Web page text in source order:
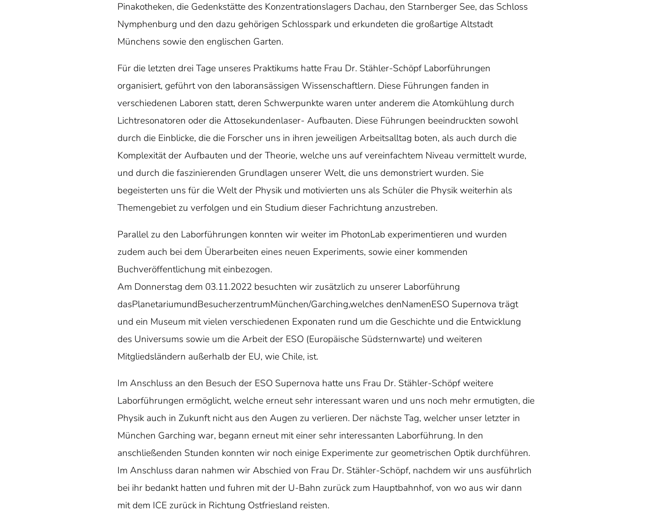
Pinakotheken, die Gedenkstätte des Konzentrationslagers Dachau, den Starnberger See, das Schloss
Nymphenburg und den dazu gehörigen Schlosspark und erkundeten die großartige Altstadt
Münchens sowie den englischen Garten.
Für die letzten drei Tage unseres Praktikums hatte Frau Dr. Stähler-Schöpf Laborführungen
organisiert, geführt von den laboransässigen Wissenschaftlern. Diese Führungen fanden in
verschiedenen Laboren statt, deren Schwerpunkte waren unter anderem die Atomkühlung durch
Lichtresonatoren oder die Attosekundenlaser- Aufbauten. Diese Führungen beeindruckten sowohl
durch die Einblicke, die die Forscher uns in ihren jeweiligen Arbeitsalltag boten, als auch durch die
Komplexität der Aufbauten und der Theorie, welche uns auf vereinfachtem Niveau vermittelt wurde,
und durch die faszinierenden Grundlagen unserer Welt, die uns demonstriert wurden. Sie
begeisterten uns für die Welt der Physik und motivierten uns als Schüler die Physik weiterhin als
Themengebiet zu verfolgen und ein Studium dieser Fachrichtung anzustreben.
Parallel zu den Laborführungen konnten wir weiter im PhotonLab experimentieren und wurden
zudem auch bei dem Überarbeiten eines neuen Experiments, sowie einer kommenden
Buchveröffentlichung mit einbezogen.
Am Donnerstag dem 03.11.2022 besuchten wir zusätzlich zu unserer Laborführung
dasPlanetariumundBesucherzentrumMünchen/Garching,welches denNamenESO Supernova trägt
und ein Museum mit vielen verschiedenen Exponaten rund um die Geschichte und die Entwicklung
des Universums sowie um die Arbeit der ESO (Europäische Südsternwarte) und weiteren
Mitgliedsländern außerhalb der EU, wie Chile, ist.
Im Anschluss an den Besuch der ESO Supernova hatte uns Frau Dr. Stähler-Schöpf weitere
Laborführungen ermöglicht, welche erneut sehr interessant waren und uns noch mehr ermutigten, die
Physik auch in Zukunft nicht aus den Augen zu verlieren. Der nächste Tag, welcher unser letzter in
München Garching war, begann erneut mit einer sehr interessanten Laborführung. In den
anschließenden Stunden konnten wir noch einige Experimente zur geometrischen Optik durchführen.
Im Anschluss daran nahmen wir Abschied von Frau Dr. Stähler-Schöpf, nachdem wir uns ausführlich
bei ihr bedankt hatten und fuhren mit der U-Bahn zurück zum Hauptbahnhof, von wo aus wir dann
mit dem ICE zurück in Richtung Ostfriesland reisten.